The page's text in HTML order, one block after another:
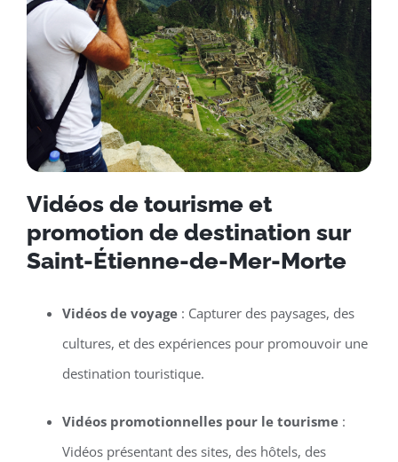
Vidéos de tourisme et
promotion de destination sur
Saint-Étienne-de-Mer-Morte
Vidéos de voyage: Capturer des paysages, des
cultures, et des expériences pour promouvoir une
destination touristique.
Vidéos promotionnelles pour le tourisme:
Vidéos présentant des sites, des hôtels, des